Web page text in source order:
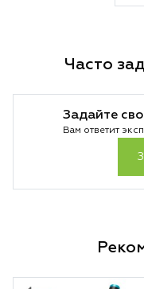
Часто
Задайте
Вам ответит